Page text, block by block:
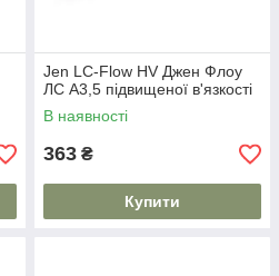
Jen LC-Flow HV Джен Флоу
ЛС А3,5 підвищеної в'язкості
В наявності
363 ₴
Купити